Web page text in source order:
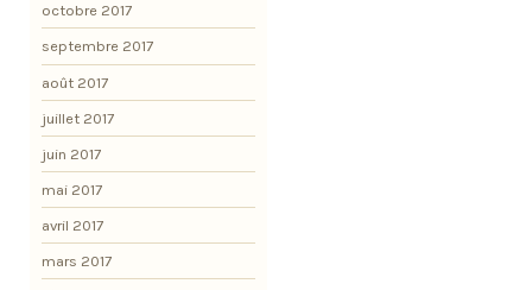
octobre 2017
septembre 2017
août 2017
juillet 2017
juin 2017
mai 2017
avril 2017
mars 2017